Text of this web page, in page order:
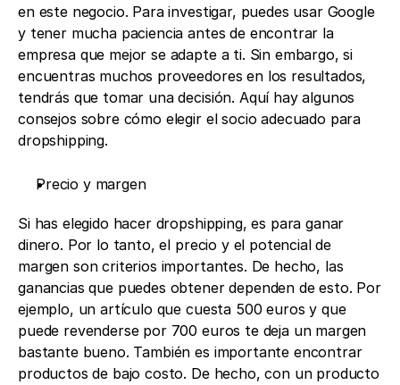
en este negocio. Para investigar, puedes usar Google
y tener mucha paciencia antes de encontrar la
empresa que mejor se adapte a ti. Sin embargo, si
encuentras muchos proveedores en los resultados,
tendrás que tomar una decisión. Aquí hay algunos
consejos sobre cómo elegir el socio adecuado para
dropshipping.
Precio y margen
Si has elegido hacer dropshipping, es para ganar
dinero. Por lo tanto, el precio y el potencial de
margen son criterios importantes. De hecho, las
ganancias que puedes obtener dependen de esto. Por
ejemplo, un artículo que cuesta 500 euros y que
puede revenderse por 700 euros te deja un margen
bastante bueno. También es importante encontrar
productos de bajo costo. De hecho, con un producto